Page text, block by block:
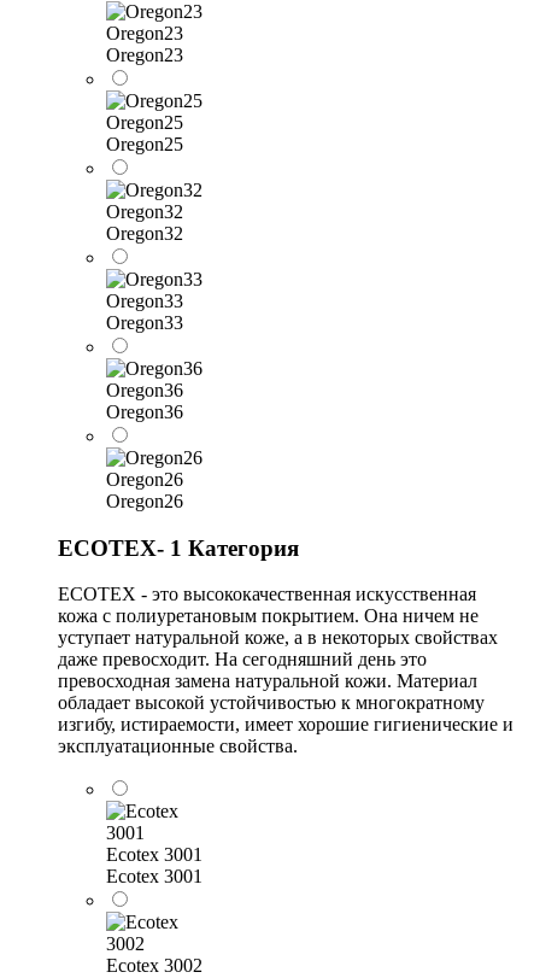
Oregon23
Oregon23
Oregon25
Oregon25
Oregon32
Oregon32
Oregon33
Oregon33
Oregon36
Oregon36
Oregon26
Oregon26
ECOTEX- 1 Категория
ECOTEX - это высококачественная искусственная
кожа с полиуретановым покрытием. Она ничем не
уступает натуральной коже, а в некоторых свойствах
даже превосходит. На сегодняшний день это
превосходная замена натуральной кожи. Материал
обладает высокой устойчивостью к многократному
изгибу, истираемости, имеет хорошие гигиенические и
эксплуатационные свойства.
Ecotex 3001
Ecotex 3001
Ecotex 3002